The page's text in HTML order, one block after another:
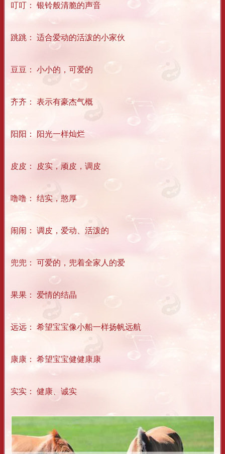
叮叮： 银铃般清脆的声音
跳跳： 适合爱动的活泼的小家伙
豆豆： 小小的，可爱的
齐齐： 表示有豪杰气概
阳阳： 阳光一样灿烂
皮皮： 皮实，顽皮，调皮
噜噜： 结实，憨厚
闹闹： 调皮，爱动、活泼的
兜兜： 可爱的，兜着全家人的爱
果果： 爱情的结晶
远远： 希望宝宝像小船一样扬帆远航
康康： 希望宝宝健健康康
实实： 健康、诚实